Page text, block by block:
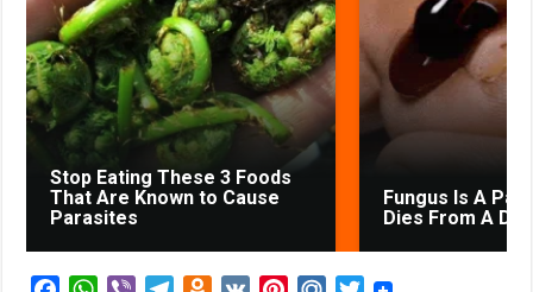
Stop Eating These 3 Foods
That Are Known to Cause
Parasites
Fungus Is A
Dies From A